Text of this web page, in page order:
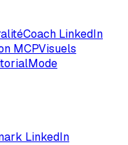
Coach LinkedIn
MCPVisuels
Mode
LinkedIn